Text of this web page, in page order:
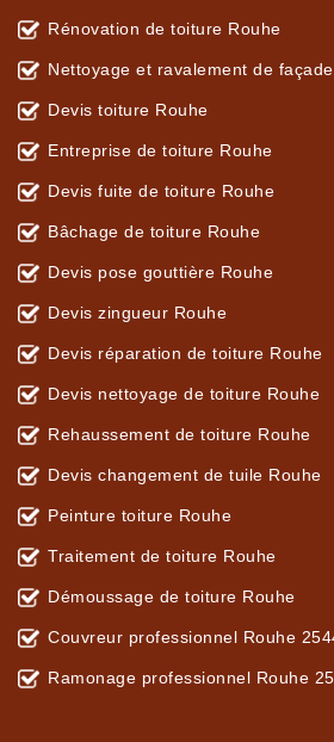
Rénovation de toiture Rouhe
Nettoyage et ravalement de
Devis toiture Rouhe
Entreprise de toiture Rouhe
Devis fuite de toiture Rouhe
Bâchage de toiture Rouhe
Devis pose gouttière Rouhe
Devis zingueur Rouhe
Devis réparation de toiture Rouhe
Devis nettoyage de toiture Rouhe
Rehaussement de toiture Rouhe
Devis changement de tuile Rouhe
Peinture toiture Rouhe
Traitement de toiture Rouhe
Démoussage de toiture Rouhe
Couvreur professionnel Rouhe
Ramonage professionnel Rouhe